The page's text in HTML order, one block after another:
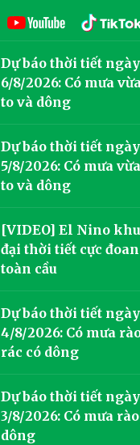
Dự báo thời tiết ngày
6/8/2026: Có mưa
to và dông
Dự báo thời tiết ngày
5/8/2026: Có mưa
to và dông
[VIDEO] El Nino
đại thời tiết cực
toàn cầu
Dự báo thời tiết ngày
4/8/2026: Có mưa
rác có dông
Dự báo thời tiết ngày
3/8/2026: Có mưa
dông